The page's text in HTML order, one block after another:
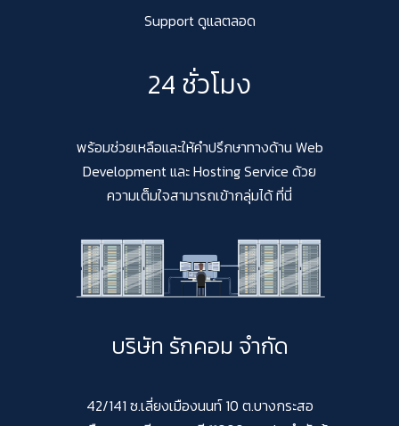
Support ดูแลตลอด
24 ชั่วโมง
พร้อมช่วยเหลือและให้คำปรึกษาทางด้าน Web
Development และ Hosting Service ด้วย
ความเต็มใจสามารถเข้ากลุ่มได้ ที่นี่
บริษัท รักคอม จำกัด
42/141 ซ.เลี่ยงเมืองนนท์ 10 ต.บางกระสอ